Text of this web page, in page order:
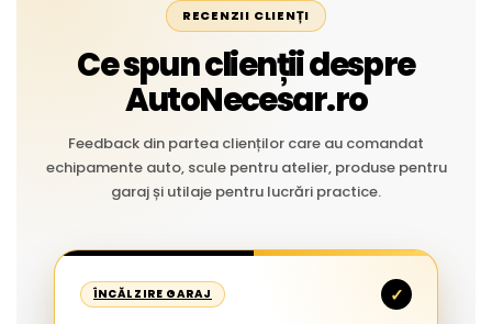
RECENZII CLIENȚI
Ce spun clienții despre
AutoNecesar.ro
Feedback din partea clienților care au comandat
echipamente auto, scule pentru atelier, produse pentru
garaj și utilaje pentru lucrări practice.
ÎNCĂLZIRE GARAJ ✓